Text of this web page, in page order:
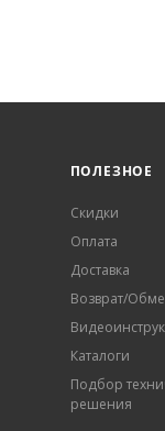
ПОЛЕЗНОЕ
Скидки
Оплата
Доставка
Возврат/
Каталоги
Подбор
решения